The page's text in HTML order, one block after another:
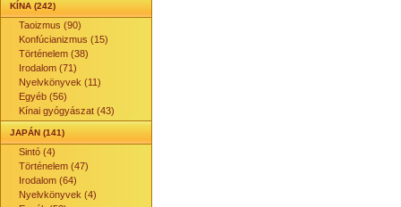
KÍNA (242)
Taoizmus (90)
Konfúcianizmus (15)
Történelem (38)
Irodalom (71)
Nyelvkönyvek (11)
Egyéb (56)
Kínai gyógyászat (43)
JAPÁN (141)
Sintó (4)
Történelem (47)
Irodalom (64)
Nyelvkönyvek (4)